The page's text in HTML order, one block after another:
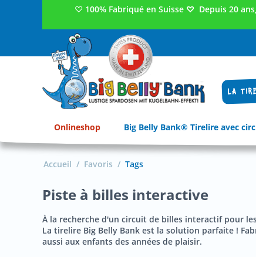
♡ 100% Fabriqué en Suisse ♡ Depuis 20
LA
Onlineshop Big Belly Bank® Tirelire avec
Accueil / Favoris / Tags
Piste à billes interactive
À la recherche d'un circuit de billes interactif pour
La tirelire Big Belly Bank est la solution parfaite !
aussi aux enfants des années de plaisir.